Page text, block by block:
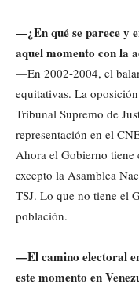
—¿En qué se parece y
aquel momento con la
—En 2002-2004, el
equitativas. La
Tribunal Supremo de
representación en el
Ahora el Gobierno tiene
excepto la Asamblea
TSJ. Lo que no tiene el
población.
—El camino electoral
este momento en